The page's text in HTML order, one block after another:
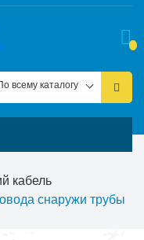
всему каталогу
кабель
снаружи трубы